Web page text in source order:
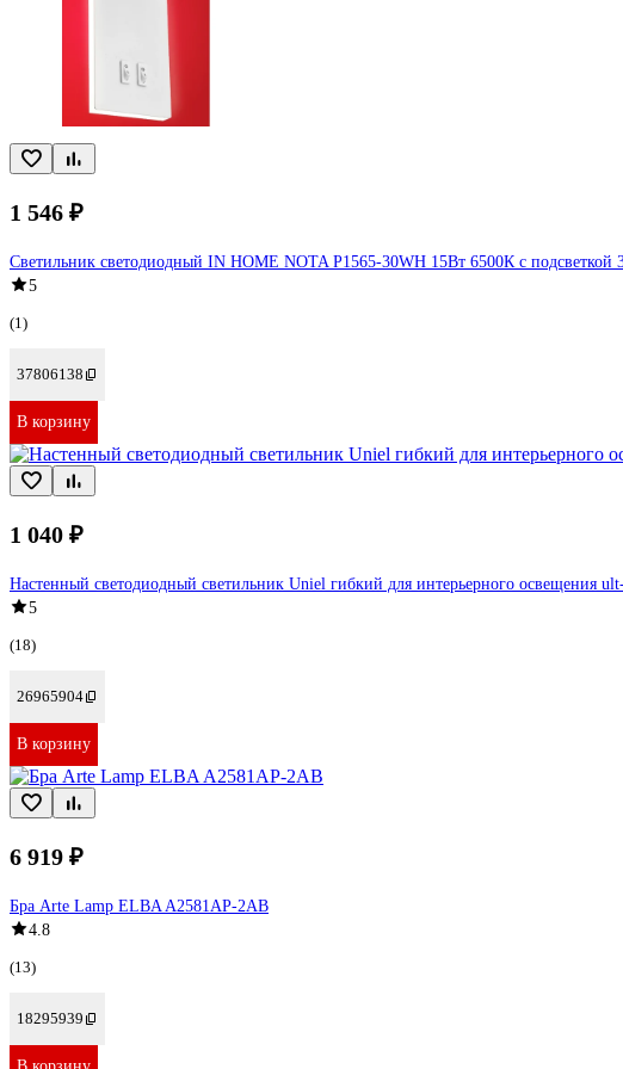
1 546 ₽
Светильник светодиодный IN HOME NOTA P1565-30WH 15Вт 6500К с подсветкой
5
(1)
37806138
В корзину
1 040 ₽
Настенный светодиодный светильник Uniel гибкий для интерьерного освещения
5
(18)
26965904
В корзину
6 919 ₽
Бра Arte Lamp ELBA A2581AP-2AB
4.8
(13)
18295939